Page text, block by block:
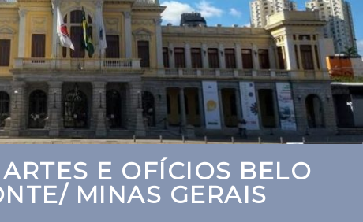
E OFÍCIOS BELO
MINAS GERAIS